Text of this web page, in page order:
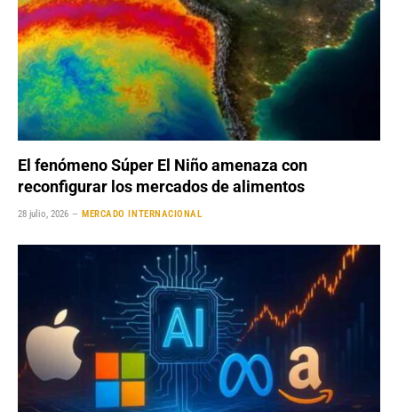
El fenómeno Súper El Niño amenaza con
reconfigurar los mercados de alimentos
28 julio, 2026 MERCADO INTERNACIONAL